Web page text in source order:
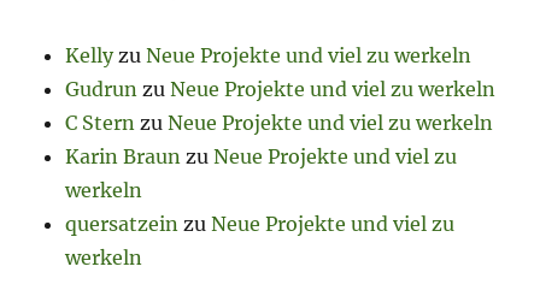
KellyzuNeue Projekte und viel zu werkeln
Gudrun zuNeue Projekte und viel zu werkeln
C Stern zuNeue Projekte und viel zu werkeln
Karin Braun zuNeue Projekte und viel zu
werkeln
quersatzein zuNeue Projekte und viel zu
werkeln